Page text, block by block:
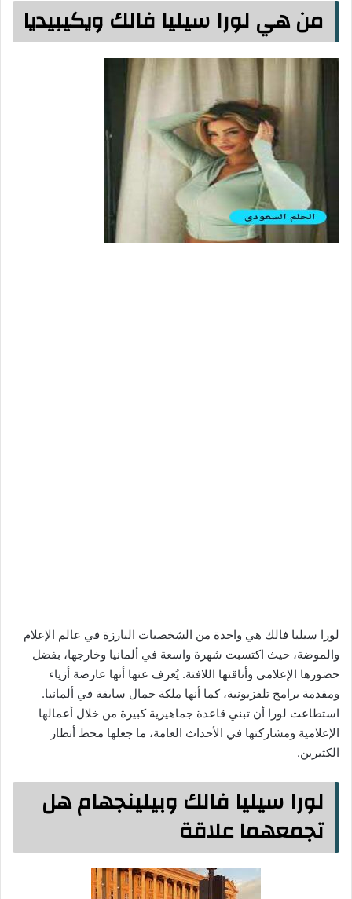
من هي لورا سيليا فالك ويكيبيديا
لورا سيليا فالك هي واحدة من الشخصيات البارزة في عالم الإعلام
والموضة، حيث اكتسبت شهرة واسعة في ألمانيا وخارجها، بفضل
حضورها الإعلامي وأناقتها اللافتة. يُعرف عنها أنها عارضة أزياء
ومقدمة برامج تلفزيونية، كما أنها ملكة جمال سابقة في ألمانيا.
استطاعت لورا أن تبني قاعدة جماهيرية كبيرة من خلال أعمالها
الإعلامية ومشاركتها في الأحداث العامة، ما جعلها محط أنظار
الكثيرين.
لورا سيليا فالك وبيلينجهام هل
تجمعهما علاقة